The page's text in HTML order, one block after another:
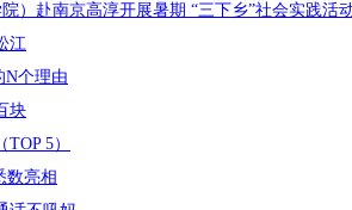
赴南京高淳开展暑期 “三下乡”社会实践活
江
N个理由
块
5）
数亮相